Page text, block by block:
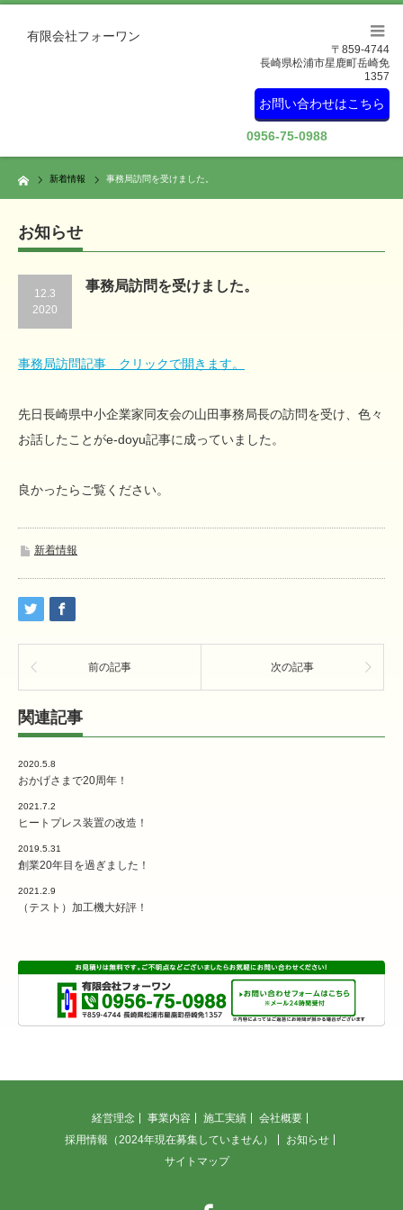
〒859-4744
長崎県松浦市星鹿町岳崎免
1357
お問い合わせはこちら
0956-75-0988
有限会社フォーワン
Home 新着情報 事務局訪問を受けました。
お知らせ
12.3
2020
事務局訪問を受けました。
事務局訪問記事 クリックで開きます。
先日長崎県中小企業家同友会の山田事務局長の訪問を受け、色々
お話したことがe-doyu記事に成っていました。
良かったらご覧ください。
新着情報
前の記事 次の記事
関連記事
2020.5.8
おかげさまで20周年！
2021.7.2
ヒートプレス装置の改造！
2019.5.31
創業20年目を過ぎました！
2021.2.9
（テスト）加工機大好評！
経営理念 事業内容 施工実績
会社概要
採用情報（2024年現在募集していません）
お知らせ
サイトマップ